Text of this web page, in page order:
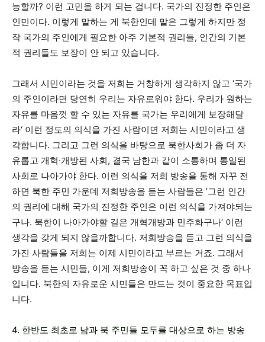
능할까? 이런 고민을 하게 되는 겁니다. 국가의 진정한 주인은
인민이다. 이렇게 말하는 게 북한인데 말은 그렇게 하지만 정
작 국가의 주인에게 필요한 아주 기본적 권리들, 인간의 기본
적 권리들도 보장이 안 되고 있습니다.
그래서 시민이라는 것을 저희는 거창하게 생각하지 않고 ‘국가
의 주인이라면 당연히 우리는 자유로워야 한다. 우리가 원하는
자유를 마음껏 할 수 있는 자유를 국가는 우리에게 보장해달
라‘ 이런 정도의 의식을 가진 사람이면 저희는 시민이라고 생
각합니다. 그리고 그런 의식을 바탕으로 북한사회가 좀 더 자
유롭고 개혁·개방된 사회, 결국 남한과 같이 소통하며 통일된
사회로 나아가야 한다. 이런 의식을 저희 방송을 통해 자꾸 전
하면 북한 주민 가운데 저희방송을 듣는 사람들은 ’그런 인간
의 권리에 대해 국가의 진정한 주인은 이런 의식을 가져야되는
구나. 북한이 나아가야할 길은 개혁개방과 민주화구나‘ 이런
생각을 갖게 되지 않을까합니다. 저희방송을 듣고 그런 의식을
가진 사람들을 저희는 이제 시민이라고 부르는 거죠. 그래서
방송을 듣는 시민들, 이게 저희방송이 꼭 하고 싶은 것 중 하나
입니다. 북한의 자유로운 시민들은 만드는 것이 중요한 목표입
니다.
4. 한반도 최초로 남과 북 주민들 모두를 대상으로 하는 방송